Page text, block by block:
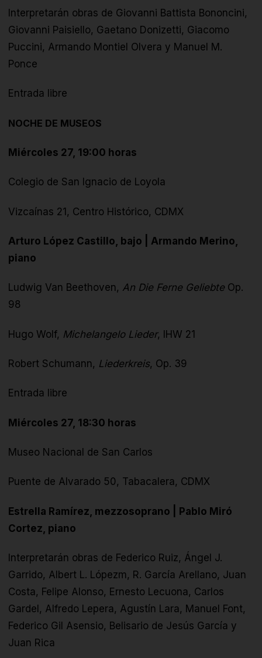
Interpretarán obras de Giovanni Battista Bononcini,
Giovanni Paisiello, Gaetano Donizetti, Giacomo
Puccini, Armando Montiel Olvera y Manuel M.
Ponce
Entrada libre
NOCHE DE MUSEOS
Miércoles 27, 19:00 horas
Colegio de San Ignacio de Loyola
Vizcaínas 21, Centro Histórico, CDMX
Arturo López Castillo, bajo | Armando Merino,
piano
Ludwig Van Beethoven, An Die Ferne Geliebte Op.
98
Hugo Wolf, Michelangelo Lieder, IHW 21
Robert Schumann, Liederkreis, Op. 39
Entrada libre
Miércoles 27, 18:30 horas
Museo Nacional de San Carlos
Puente de Alvarado 50, Tabacalera, CDMX
Estrella Ramírez, mezzosoprano | Pablo Miró
Cortez, piano
Interpretarán obras de Federico Ruiz, Ángel J.
Garrido, Albert L. Lópezm, R. García Arellano, Juan
Costa, Felipe Alonso, Ernesto Lecuona, Carlos
Gardel, Alfredo Lepera, Agustín Lara, Manuel Font,
Federico Gil Asensio, Belisario de Jesús García y
Juan Rica